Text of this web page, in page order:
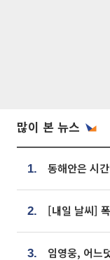
많이 본 뉴스
1.
2.
3.